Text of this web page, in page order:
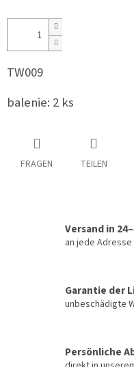
TW009
balenie: 2 ks
FRAGEN TEILEN
Versand in
an jede Adresse
Garantie der
unbeschädigte
Persönliche